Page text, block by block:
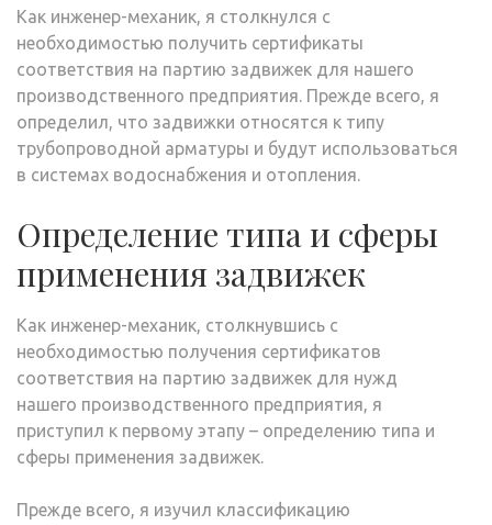
Как инженер-механик, я столкнулся с
необходимостью получить сертификаты
соответствия на партию задвижек для нашего
производственного предприятия. Прежде всего, я
определил, что задвижки относятся к типу
трубопроводной арматуры и будут использоваться
в системах водоснабжения и отопления.
Определение типа и сферы
применения задвижек
Как инженер-механик, столкнувшись с
необходимостью получения сертификатов
соответствия на партию задвижек для нужд
нашего производственного предприятия, я
приступил к первому этапу – определению типа и
сферы применения задвижек.
Прежде всего, я изучил классификацию